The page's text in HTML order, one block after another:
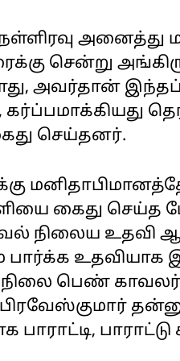
அனைத்து
சென்று
போது, அவர்தான்
செய்தனர்.
கைது
நிலைய உதவி
பார்க்க
நிலை பெண்
பிரவேஸ்குமார்
பாராட்டி,